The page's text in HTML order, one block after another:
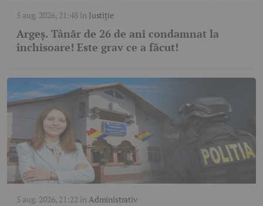
5 aug. 2026, 21:48în Justiție
Argeș. Tânăr de 26 de ani condamnat la
închisoare! Este grav ce a făcut!
5 aug. 2026, 21:22 înAdministrativ